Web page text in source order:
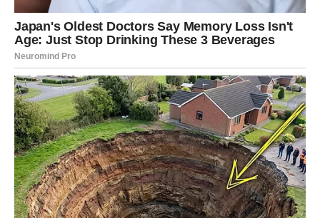
Prebrodivši teške trenutke, Mira je prepoznala važnost
podizanja svijesti o raku štitnjače. Postala je aktivistkinja,